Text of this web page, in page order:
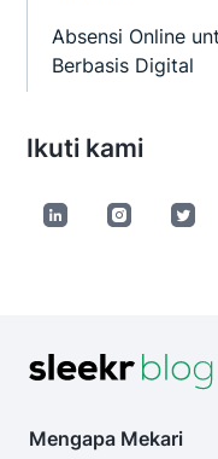
Absensi Online
Berbasis Digital
Ikuti kami
Mengapa Mekari